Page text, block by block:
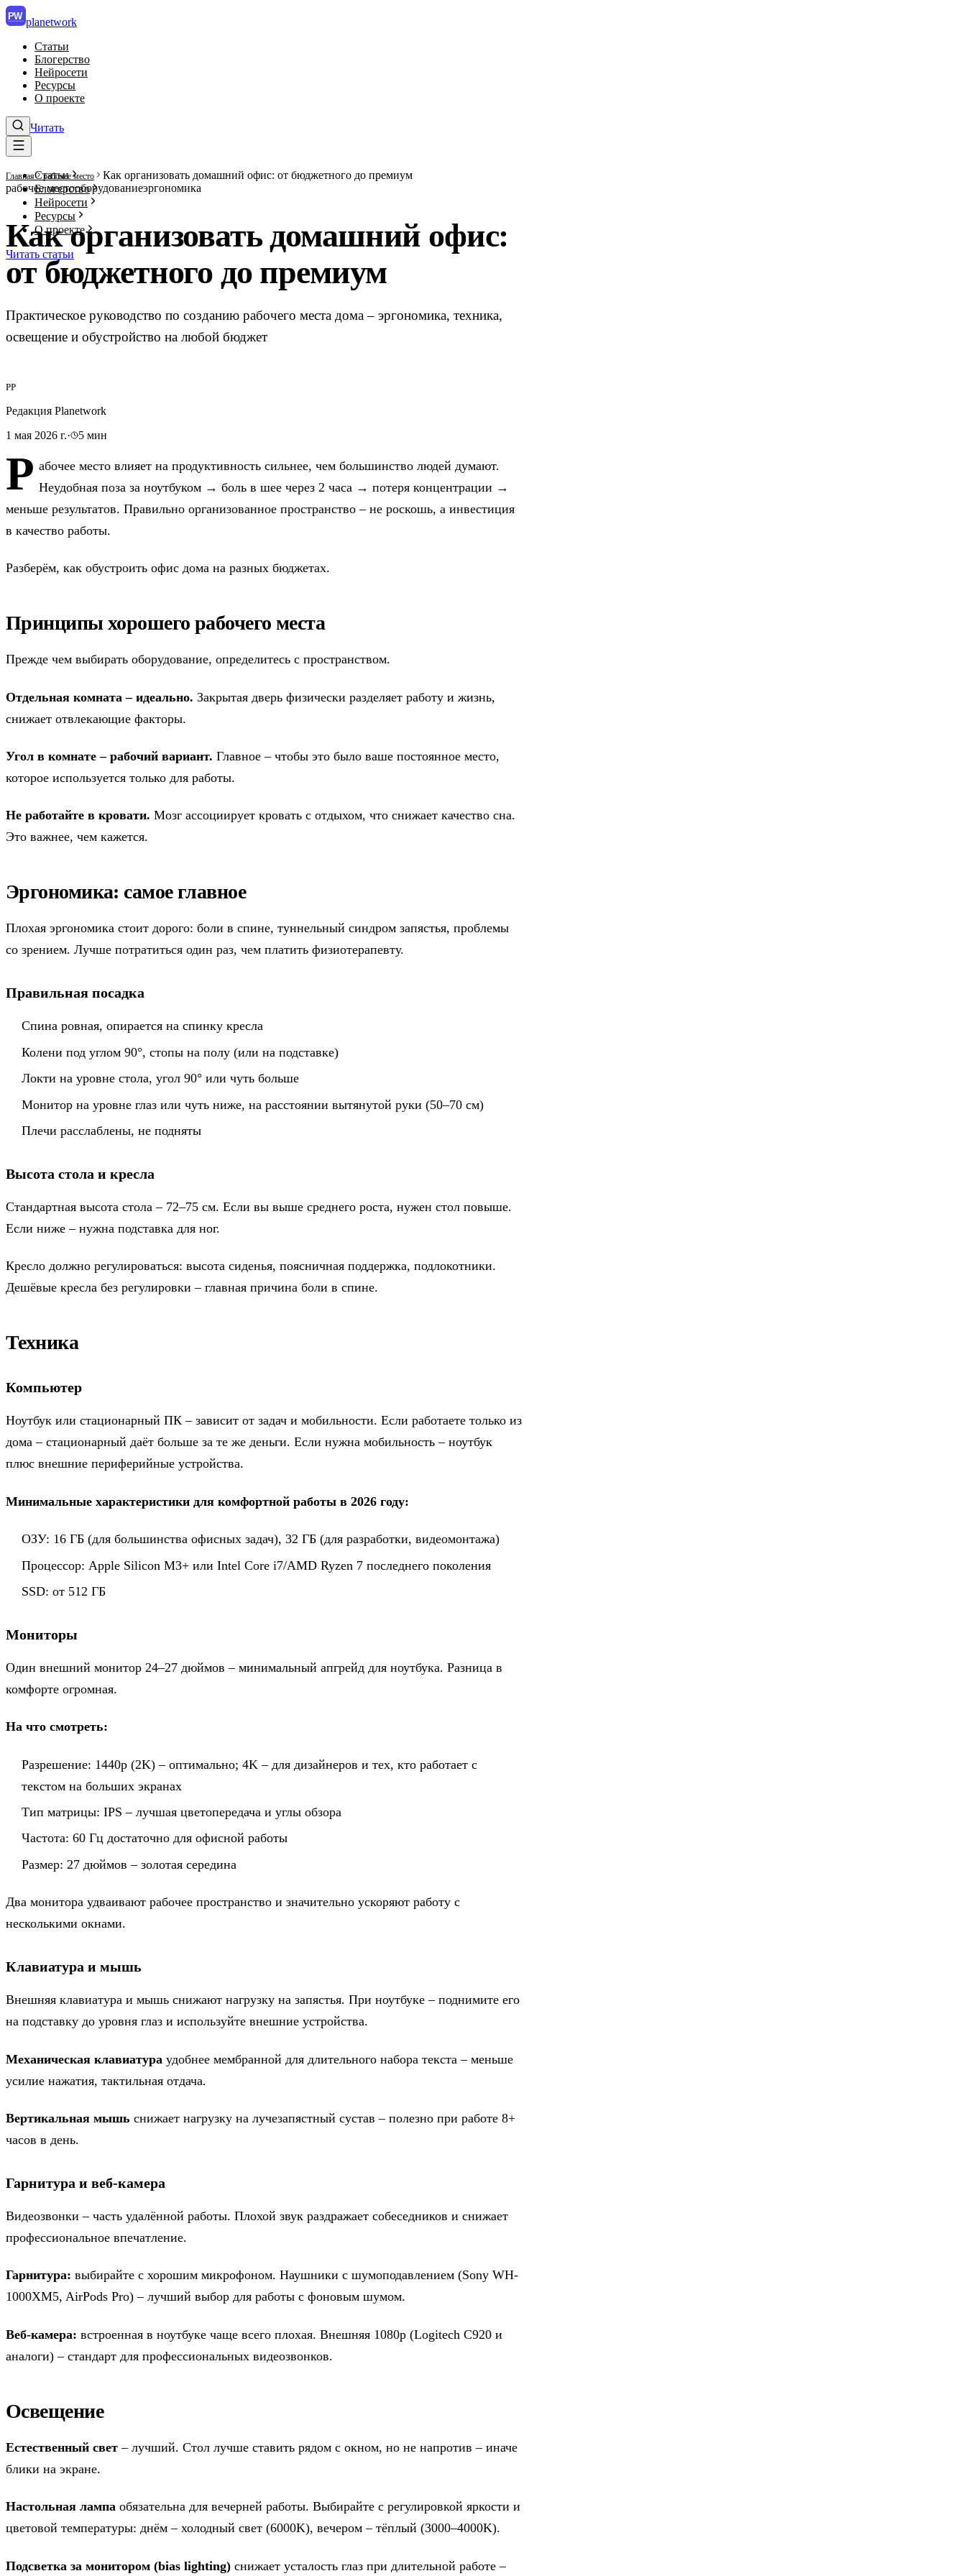
PW planetwork
Статьи
Блогерство
Нейросети
Ресурсы
О проекте
Читать
Статьи
Блогерство
Нейросети
Ресурсы
О проекте
Читать статьи
Главная рабочее место
Как организовать домашний офис: от бюджетного до премиум
рабочее местооборудованиеэргономика
Как организовать домашний офис:
от бюджетного до премиум
Практическое руководство по созданию рабочего места дома – эргономика, техника,
освещение и обустройство на любой бюджет
РP
Редакция Planetwork
1 мая 2026 г.· 5 мин
Р абочее место влияет на продуктивность сильнее, чем большинство людей думают.
Неудобная поза за ноутбуком → боль в шее через 2 часа → потеря концентрации →
меньше результатов. Правильно организованное пространство – не роскошь, а инвестиция
в качество работы.
Разберём, как обустроить офис дома на разных бюджетах.
Принципы хорошего рабочего места
Прежде чем выбирать оборудование, определитесь с пространством.
Отдельная комната – идеально. Закрытая дверь физически разделяет работу и жизнь,
снижает отвлекающие факторы.
Угол в комнате – рабочий вариант. Главное – чтобы это было ваше постоянное место,
которое используется только для работы.
Не работайте в кровати. Мозг ассоциирует кровать с отдыхом, что снижает качество сна.
Это важнее, чем кажется.
Эргономика: самое главное
Плохая эргономика стоит дорого: боли в спине, туннельный синдром запястья, проблемы
со зрением. Лучше потратиться один раз, чем платить физиотерапевту.
Правильная посадка
Спина ровная, опирается на спинку кресла
Колени под углом 90°, стопы на полу (или на подставке)
Локти на уровне стола, угол 90° или чуть больше
Монитор на уровне глаз или чуть ниже, на расстоянии вытянутой руки (50–70 см)
Плечи расслаблены, не подняты
Высота стола и кресла
Стандартная высота стола – 72–75 см. Если вы выше среднего роста, нужен стол повыше.
Если ниже – нужна подставка для ног.
Кресло должно регулироваться: высота сиденья, поясничная поддержка, подлокотники.
Дешёвые кресла без регулировки – главная причина боли в спине.
Техника
Компьютер
Ноутбук или стационарный ПК – зависит от задач и мобильности. Если работаете только из
дома – стационарный даёт больше за те же деньги. Если нужна мобильность – ноутбук
плюс внешние периферийные устройства.
Минимальные характеристики для комфортной работы в 2026 году:
ОЗУ: 16 ГБ (для большинства офисных задач), 32 ГБ (для разработки, видеомонтажа)
Процессор: Apple Silicon M3+ или Intel Core i7/AMD Ryzen 7 последнего поколения
SSD: от 512 ГБ
Мониторы
Один внешний монитор 24–27 дюймов – минимальный апгрейд для ноутбука. Разница в
комфорте огромная.
На что смотреть:
Разрешение: 1440p (2K) – оптимально; 4K – для дизайнеров и тех, кто работает с
текстом на больших экранах
Тип матрицы: IPS – лучшая цветопередача и углы обзора
Частота: 60 Гц достаточно для офисной работы
Размер: 27 дюймов – золотая середина
Два монитора удваивают рабочее пространство и значительно ускоряют работу с
несколькими окнами.
Клавиатура и мышь
Внешняя клавиатура и мышь снижают нагрузку на запястья. При ноутбуке – поднимите его
на подставку до уровня глаз и используйте внешние устройства.
Механическая клавиатура удобнее мембранной для длительного набора текста – меньше
усилие нажатия, тактильная отдача.
Вертикальная мышь снижает нагрузку на лучезапястный сустав – полезно при работе 8+
часов в день.
Гарнитура и веб-камера
Видеозвонки – часть удалённой работы. Плохой звук раздражает собеседников и снижает
профессиональное впечатление.
Гарнитура: выбирайте с хорошим микрофоном. Наушники с шумоподавлением (Sony WH-
1000XM5, AirPods Pro) – лучший выбор для работы с фоновым шумом.
Веб-камера: встроенная в ноутбуке чаще всего плохая. Внешняя 1080p (Logitech C920 и
аналоги) – стандарт для профессиональных видеозвонков.
Освещение
Естественный свет – лучший. Стол лучше ставить рядом с окном, но не напротив – иначе
блики на экране.
Настольная лампа обязательна для вечерней работы. Выбирайте с регулировкой яркости и
цветовой температуры: днём – холодный свет (6000K), вечером – тёплый (3000–4000K).
Подсветка за монитором (bias lighting) снижает усталость глаз при длительной работе –